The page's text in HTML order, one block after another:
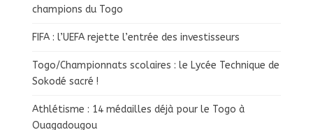
champions du Togo
FIFA : l’UEFA rejette l’entrée des investisseurs
Togo/Championnats scolaires : le Lycée Technique de
Sokodé sacré !
Athlétisme : 14 médailles déjà pour le Togo à
Ouagadougou